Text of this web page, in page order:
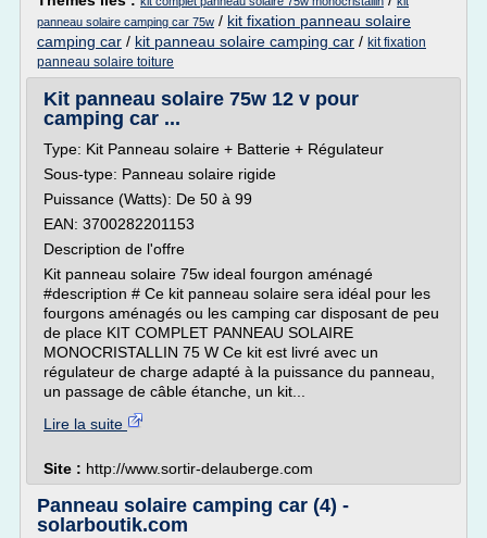
panneau solaire camping car 75w / kit fixation panneau solaire
camping car / kit panneau solaire camping car / kit fixation
panneau solaire toiture
Kit panneau solaire 75w 12 v pour
camping car ...
Type: Kit Panneau solaire + Batterie + Régulateur
Sous-type: Panneau solaire rigide
Puissance (Watts): De 50 à 99
EAN: 3700282201153
Description de l'offre
Kit panneau solaire 75w ideal fourgon aménagé
#description # Ce kit panneau solaire sera idéal pour les
fourgons aménagés ou les camping car disposant de peu
de place KIT COMPLET PANNEAU SOLAIRE
MONOCRISTALLIN 75 W Ce kit est livré avec un
régulateur de charge adapté à la puissance du panneau,
un passage de câble étanche, un kit...
Lire la suite
Site : http://www.sortir-delauberge.com
Panneau solaire camping car (4) -
solarboutik.com